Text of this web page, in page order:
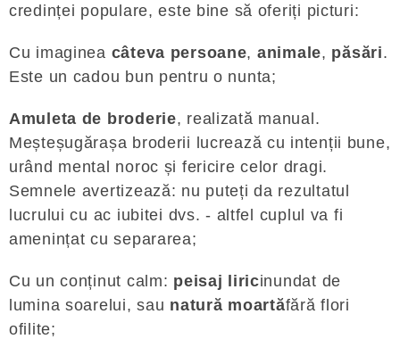
credinței populare, este bine să oferiți picturi:
Cu imaginea câteva persoane, animale, păsări.
Este un cadou bun pentru o nunta;
Amuleta de broderie, realizată manual.
Meșteșugărașa broderii lucrează cu intenții bune,
urând mental noroc și fericire celor dragi.
Semnele avertizează: nu puteți da rezultatul
lucrului cu ac iubitei dvs. - altfel cuplul va fi
amenințat cu separarea;
Cu un conținut calm: peisaj liricinundat de
lumina soarelui, sau natură moartăfără flori
ofilite;